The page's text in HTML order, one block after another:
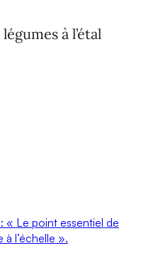
à l’étal
« Le point essentiel de
à l’échelle ».